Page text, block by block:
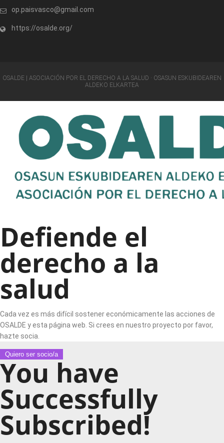
op.paisvasco@gmail.com
https://osalde.org/
OSALDE | ASOCIACIÓN POR EL DERECHO A LA SALUD · OSASUN ESKUBIDEAREN
ALDEKO ELKARTEA
Defiende el
derecho a la
salud
Cada vez es más difícil sostener económicamente las acciones de
OSALDE y esta página web. Si crees en nuestro proyecto por favor,
hazte socia.
Quiero ser socio/a
You have
Successfully
Subscribed!